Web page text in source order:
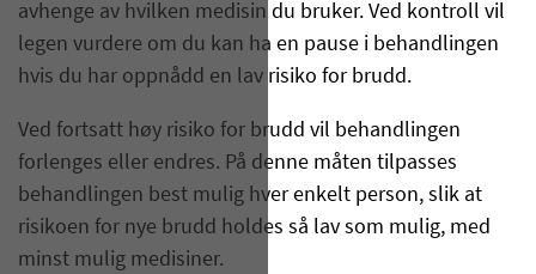
avhenge av hvilken medisin du bruker. Ved kontroll vil
legen vurdere om du kan ha en pause i behandlingen
hvis du har oppnådd en lav risiko for brudd.
Ved fortsatt høy risiko for brudd vil behandlingen
forlenges eller endres. På denne måten tilpasses
behandlingen best mulig hver enkelt person, slik at
risikoen for nye brudd holdes så lav som mulig, med
minst mulig medisiner.